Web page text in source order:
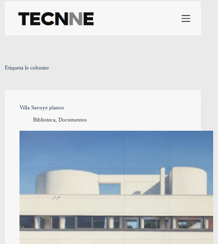
contenido
Etiqueta le cobusier
Villa Savoye planos
Biblioteca, Documentos